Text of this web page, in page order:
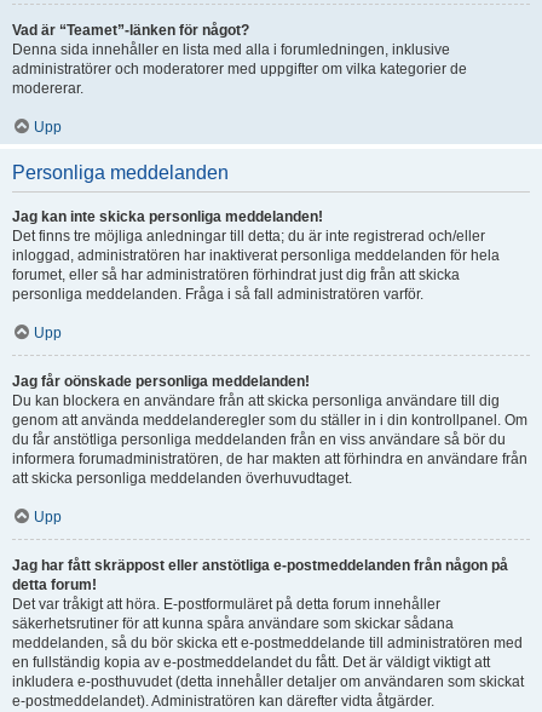
Vad är “Teamet”-länken för något?
Denna sida innehåller en lista med alla i forumledningen, inklusive
administratörer och moderatorer med uppgifter om vilka kategorier de
modererar.
Upp
Personliga meddelanden
Jag kan inte skicka personliga meddelanden!
Det finns tre möjliga anledningar till detta; du är inte registrerad och/eller
inloggad, administratören har inaktiverat personliga meddelanden för hela
forumet, eller så har administratören förhindrat just dig från att skicka
personliga meddelanden. Fråga i så fall administratören varför.
Upp
Jag får oönskade personliga meddelanden!
Du kan blockera en användare från att skicka personliga användare till dig
genom att använda meddelanderegler som du ställer in i din kontrollpanel. Om
du får anstötliga personliga meddelanden från en viss användare så bör du
informera forumadministratören, de har makten att förhindra en användare från
att skicka personliga meddelanden överhuvudtaget.
Upp
Jag har fått skräppost eller anstötliga e-postmeddelanden från någon på
detta forum!
Det var tråkigt att höra. E-postformuläret på detta forum innehåller
säkerhetsrutiner för att kunna spåra användare som skickar sådana
meddelanden, så du bör skicka ett e-postmeddelande till administratören med
en fullständig kopia av e-postmeddelandet du fått. Det är väldigt viktigt att
inkludera e-posthuvudet (detta innehåller detaljer om användaren som skickat
e-postmeddelandet). Administratören kan därefter vidta åtgärder.